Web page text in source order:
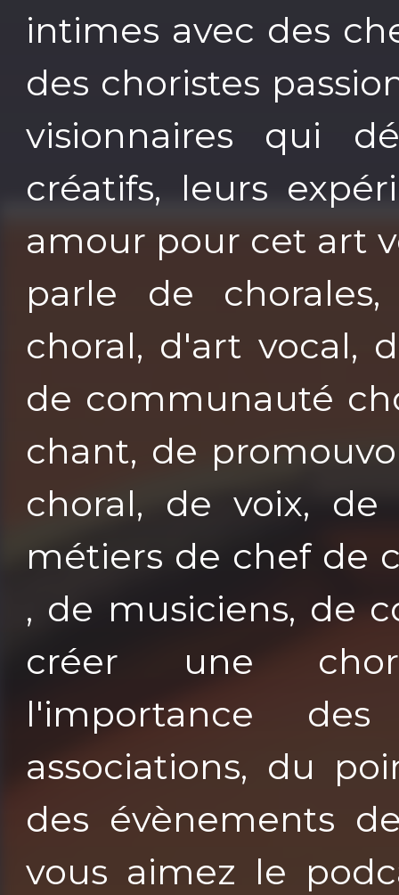
intimes avec des
des choristes
visionnaires qui
créatifs, leurs
amour pour cet art
parle de
choral, d'art vocal,
de communauté
chant, de
choral, de voix, de
métiers de chef de
, de musiciens, de
créer une
l'importance
associations, du
des évènements
vous aimez le